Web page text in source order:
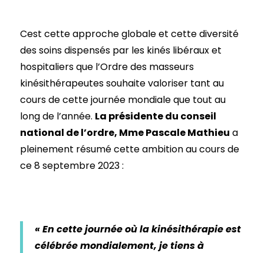
Cest cette approche globale et cette diversité
des soins dispensés par les kinés libéraux et
hospitaliers que l’Ordre des masseurs
kinésithérapeutes souhaite valoriser tant au
cours de cette journée mondiale que tout au
long de l’année. La présidente du conseil
national de l’ordre, Mme Pascale Mathieu a
pleinement résumé cette ambition au cours de
ce 8 septembre 2023 :
« En cette journée où la kinésithérapie est
célébrée mondialement, je tiens à